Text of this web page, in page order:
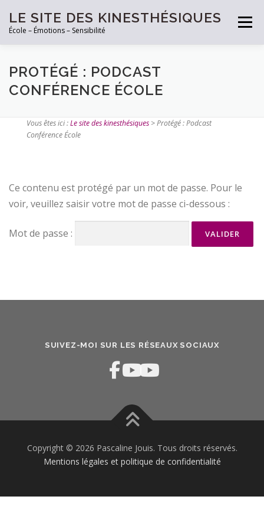
LE SITE DES KINESTHÉSIQUES
École – Émotions – Sensibilité
Menu
PRENEZ RDV TESTEZ VOUS!
PROTÉGÉ : PODCAST
CONFÉRENCE ÉCOLE
Vous êtes ici :Le site des kinesthésiques>Protégé : Podcast
Conférence École
Ce contenu est protégé par un mot de passe. Pour le
voir, veuillez saisir votre mot de passe ci-dessous :
Mot de passe :
SUIVEZ-MOI SUR LES RÉSEAUX SOCIAUX
Copyright © 2026 Pascaline Jouis. Tous droits réservés.
Mentions légales et politique de confidentialité